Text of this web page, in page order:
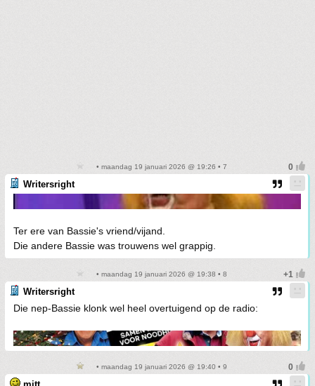
• maandag 19 januari 2026 @ 19:26 • 7
Writersright
Ter ere van Bassie's vriend/vijand.
Die andere Bassie was trouwens wel grappig.
• maandag 19 januari 2026 @ 19:38 • 8
Writersright
Die nep-Bassie klonk wel heel overtuigend op de radio:
• maandag 19 januari 2026 @ 19:40 • 9